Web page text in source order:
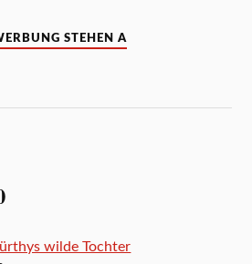
STEHEN A
wilde Tochter